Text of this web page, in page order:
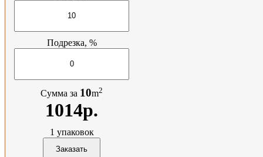
Подрезка, %
Сумма за 10m2
1014р.
1 упаковок